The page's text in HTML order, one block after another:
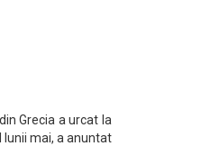
Grecia a urcat la
lunii mai, a anuntat